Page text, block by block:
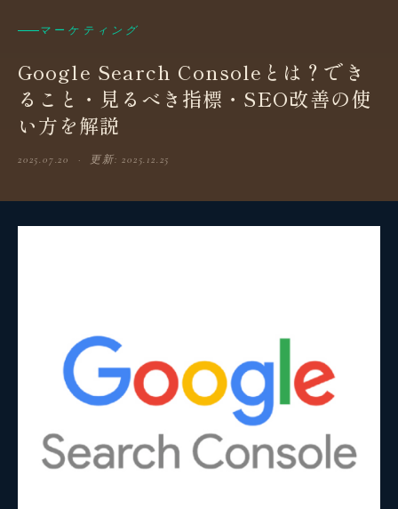
マーケティング
Google Search Consoleとは？でき
ること・見るべき指標・SEO改善の使
い方を解説
2025.07.20 · 更新: 2025.12.25